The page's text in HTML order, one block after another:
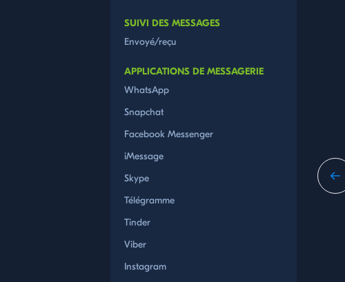
SUIVI DES MESSAGES
Envoyé/reçu
APPLICATIONS DE MESSAGERIE
WhatsApp
Snapchat
Facebook Messenger
iMessage
Skype
Télégramme
Tinder
Viber
Instagram